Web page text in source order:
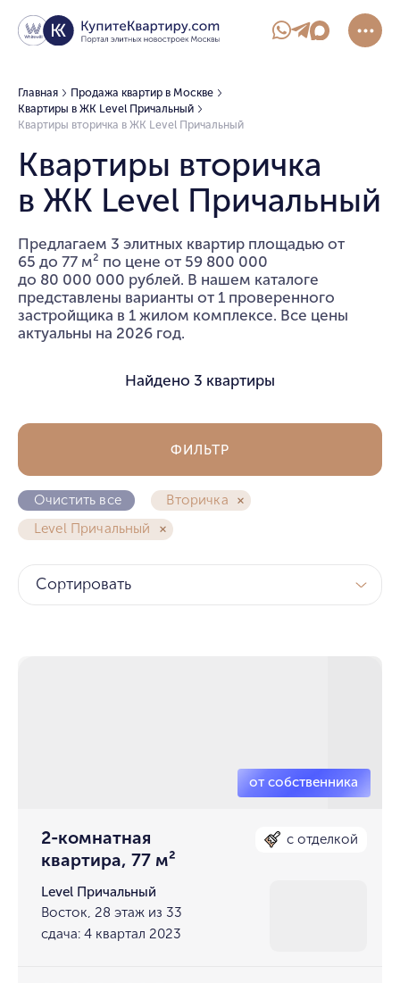
Главная
Продажа квартир в Москве
Квартиры в ЖК Level Причальный
Квартиры вторичка в ЖК Level Причальный
Квартиры вторичка
в ЖК Level Причальный
Предлагаем 3 элитных квартир площадью от
65 до 77 м² по цене от 59 800 000
до 80 000 000 рублей. В нашем каталоге
представлены варианты от 1 проверенного
застройщика в 1 жилом комплексе. Все цены
актуальны на 2026 год.
Найдено 3 квартиры
Очистить все
Вторичка
Level Причальный
ФИЛЬТР
Сортировать
2-комнатная
квартира, 77 м²
с отделкой
Level Причальный
Восток, 28 этаж из 33
сдача: 4 квартал 2023